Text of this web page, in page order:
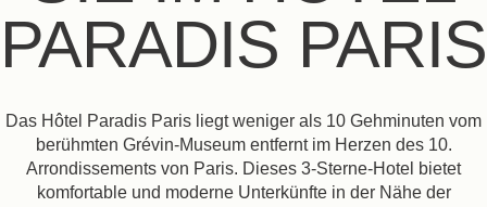
PARADIS PARIS
Das Hôtel Paradis Paris liegt weniger als 10 Gehminuten vom
berühmten Grévin-Museum entfernt im Herzen des 10.
Arrondissements von Paris. Dieses 3-Sterne-Hotel bietet
komfortable und moderne Unterkünfte in der Nähe der